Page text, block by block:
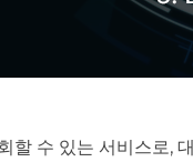
수 있는 서비스로,